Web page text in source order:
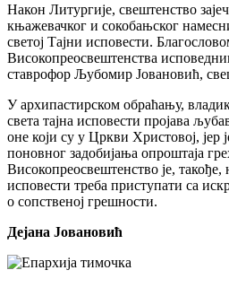
Након Литургије, свештенство
књажевачког и сокобањског
светој Тајни исповести.
Високопреосвештенства
ставрофор Љубомир Јовановић,
У архипастирском обраћању,
света тајна исповести пројава
оне који су у Цркви Христовој, јер
поновног задобијања опроштаја
Високопреосвештенство је, такође,
исповести треба приступати са
о сопственој грешности.
Дејана Јовановић